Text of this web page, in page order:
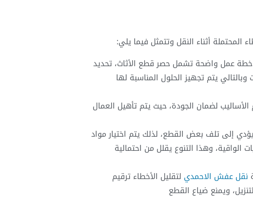
أثناء النقل وتتمثل فيما يلي:
خطة عمل واضحة تشمل حصر قطع الأثاث، تحديد
يتم تجهيز الحلول المناسبة لها
لضمان الجودة، حيث يتم تأهيل العمال
إلى تلف بعض القطع، لذلك يتم اختيار مواد
وهذا التنوع يقلل من احتمالية
نقل عفش الاحمدي لتقليل الأخطاء ترقيم
ويمنع ضياع القطع